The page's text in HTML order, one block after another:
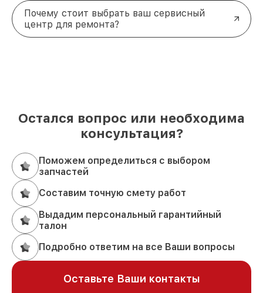
Почему стоит выбрать ваш сервисный
центр для ремонта?
Остался вопрос или необходима
консультация?
Поможем определиться с выбором
запчастей
Составим точную смету работ
Выдадим персональный гарантийный
талон
Подробно ответим на все Ваши вопросы
Оставьте Ваши контакты